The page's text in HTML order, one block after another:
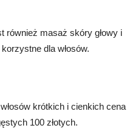
również masaż skóry głowy i
dla włosów.
krótkich i cienkich cena
100 złotych.